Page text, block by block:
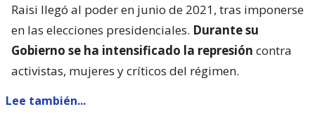
Raisi llegó al poder en junio de 2021, tras imponerse
en las elecciones presidenciales. Durante su
Gobierno se ha intensificado la represión contra
activistas, mujeres y críticos del régimen.
Lee también...